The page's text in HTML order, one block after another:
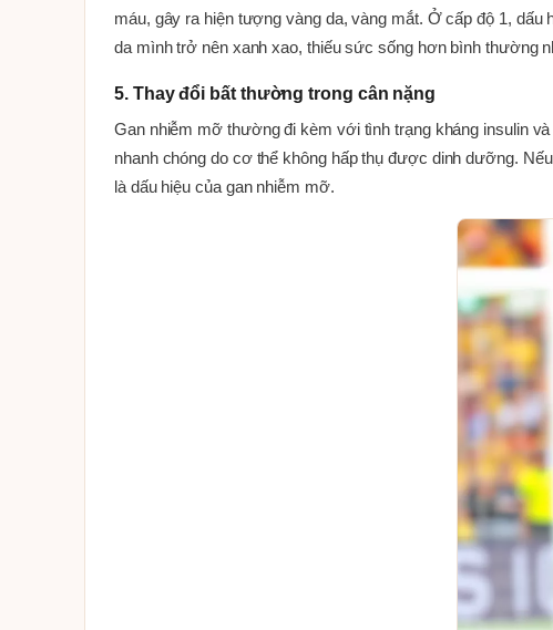
máu, gây ra hiện tượng vàng da, vàng mắt. Ở cấp độ 1, dấu
da mình trở nên xanh xao, thiếu sức sống hơn bình thường
5. Thay đổi bất thường trong cân nặng
Gan nhiễm mỡ thường đi kèm với tình trạng kháng insulin
nhanh chóng do cơ thể không hấp thụ được dinh dưỡng.
là dấu hiệu của gan nhiễm mỡ.